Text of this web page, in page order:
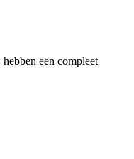
een compleet